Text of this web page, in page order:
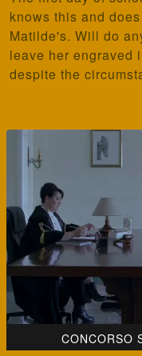
knows this and
Matilde's. Will do
leave her engraved
despite the
CONCORSO